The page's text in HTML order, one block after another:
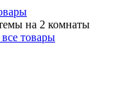
на 2 комнаты
товары